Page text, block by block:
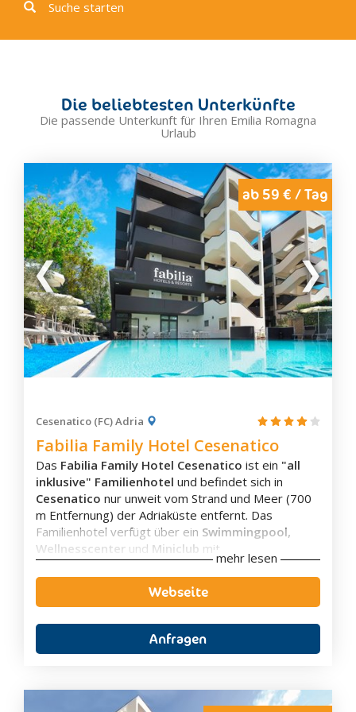
Comacchio
Correggio
Ferrara
Fidenza
Fiorenzuola D'Arda
Fiumalbo
Fontanellato
Forlì
Forlimpopoli
Fornovo Di Taro
Gualtieri
Lama Mocogno
Langhirano
Lizzano In Belvedere
Lugagnano Val D'Arda
Lugo
Marzabotto
Mesola
Milano Marittima
Modena
Suche starten
Die beliebtesten Unterkünfte
Die passende Unterkunft für Ihren Emilia Romagna
Urlaub
ab 59 € / Tag
Cesenatico (FC) Adria
Fabilia Family Hotel Cesenatico
Das Fabilia Family Hotel Cesenatico ist ein "all
inklusive" Familienhotel und befindet sich in
Cesenatico nur unweit vom Strand und Meer (700
m Entfernung) der Adriaküste entfernt. Das
Familienhotel verfügt über ein Swimmingpool,
Wellnesscenter und Miniclub mit
Aktivitäten/AnimationundBetreuungvon
Kindern und Jugendlichen von 0 bis 16 Jahren.
Und die Eltern sind gleichermaßen glücklich, denn
und Wellnesscenter sorgen für einen komfortablen
und unbeschwerten, regenerierenden und
die an diesem Küstenabschnitt bei Cesenatico an
mehr lesen
Webseite
Anfragen